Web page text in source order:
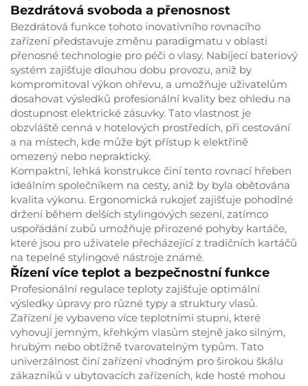
Bezdrátová svoboda a přenosnost
Bezdrátová funkce tohoto inovativního rovnacího
zařízení představuje změnu paradigmatu v oblasti
přenosné technologie pro péči o vlasy. Nabíjecí bateriový
systém zajišťuje dlouhou dobu provozu, aniž by
kompromitoval výkon ohřevu, a umožňuje uživatelům
dosahovat výsledků profesionální kvality bez ohledu na
dostupnost elektrické zásuvky. Tato vlastnost je
obzvláště cenná v hotelových prostředích, při cestování
a na místech, kde může být přístup k elektřině
omezený nebo nepraktický.
Kompaktní, lehká konstrukce činí tento rovnací hřeben
ideálním společníkem na cesty, aniž by byla obětována
kvalita výkonu. Ergonomická rukojeť zajišťuje pohodlné
držení během delších stylingových sezení, zatímco
uspořádání zubů umožňuje přirozené pohyby kartáče,
které jsou pro uživatele přecházející z tradičních kartáčů
na tepelné stylingové nástroje známé.
Řízení více teplot a bezpečnostní funkce
Profesionální regulace teploty zajišťuje optimální
výsledky úpravy pro různé typy a struktury vlasů.
Zařízení je vybaveno více teplotními stupni, které
vyhovují jemným, křehkým vlasům stejně jako silným,
hrubým nebo obtížně tvarovatelným typům. Tato
univerzálnost činí zařízení vhodným pro širokou škálu
zákazníků v ubytovacích zařízeních, kde hosté mohou